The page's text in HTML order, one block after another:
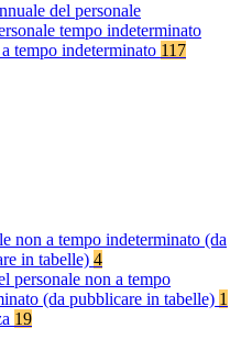
del personale
tempo indeterminato
tempo indeterminato 117
non a tempo indeterminato (da
in tabelle) 4
personale non a tempo
(da pubblicare in tabelle) 1
19